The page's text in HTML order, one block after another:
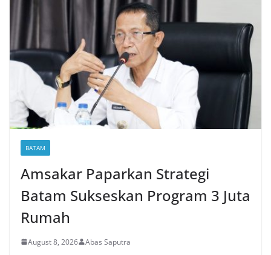
BATAM
Amsakar Paparkan Strategi
Batam Sukseskan Program 3 Juta
Rumah
August 8, 2026 Abas Saputra